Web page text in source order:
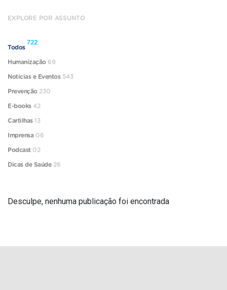
Desculpe, nenhuma publicação foi encontrada
EXPLORE POR ASSUNTO
Todos
722
Humanização 69
Notícias e Eventos 543
Prevenção 230
E-books 42
Cartilhas13
Imprensa 06
Podcast 02
Dicas de Saúde 26